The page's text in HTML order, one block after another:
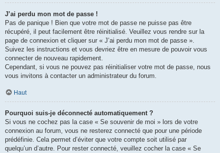
J’ai perdu mon mot de passe !
Pas de panique ! Bien que votre mot de passe ne puisse pas être
récupéré, il peut facilement être réinitialisé. Veuillez vous rendre sur la
page de connexion et cliquer sur « J’ai perdu mon mot de passe ».
Suivez les instructions et vous devriez être en mesure de pouvoir vous
connecter de nouveau rapidement.
Cependant, si vous ne pouvez pas réinitialiser votre mot de passe, nous
vous invitons à contacter un administrateur du forum.
Haut
Pourquoi suis-je déconnecté automatiquement ?
Si vous ne cochez pas la case « Se souvenir de moi » lors de votre
connexion au forum, vous ne resterez connecté que pour une période
prédéfinie. Cela permet d’éviter que votre compte soit utilisé par
quelqu’un d’autre. Pour rester connecté, veuillez cocher la case « Se